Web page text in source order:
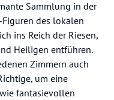
Sammlung in der
des lokalen
ins Reich der Riesen,
Heiligen entführen.
Zimmern auch
um eine
fantasievollen